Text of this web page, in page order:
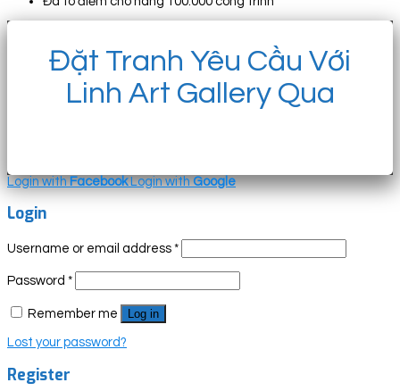
Đặt Tranh Yêu Cầu Với
Linh Art Gallery Qua
Login withFacebook Login withGoogle
Login
Username or email address *
Password *
Remember me Log in
Lost your password?
Register